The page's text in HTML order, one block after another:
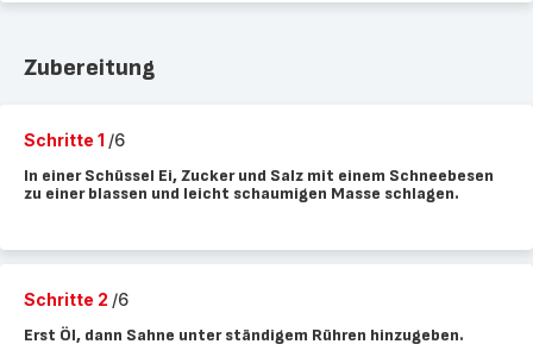
Zubereitung
Schritte 1 /6
In einer Schüssel Ei, Zucker und Salz mit einem Schneebesen
zu einer blassen und leicht schaumigen Masse schlagen.
Schritte 2 /6
Erst Öl, dann Sahne unter ständigem Rühren hinzugeben.